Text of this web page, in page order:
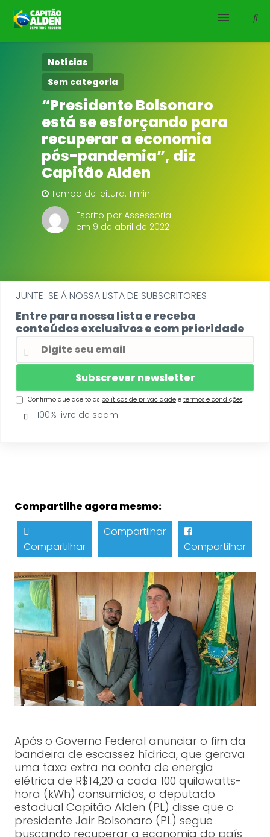
HOME
NOTÍCIAS
BIOGRAFIA
DOWNLOADS
EMENDAS
PROJETOS
Notícias
Sem categoria
“Presidente Bolsonaro
está se esforçando para
recuperar a economia
pós-pandemia”, diz
Capitão Alden
Tempo de leitura: 1 min
Escrito por Assessoria
em 9 de abril de 2022
JUNTE-SE Á NOSSA LISTA DE SUBSCRITORES
Entre para nossa lista e receba
conteúdos exclusivos e com prioridade
Confirmo que aceito as políticas de privacidadee termos e condições.
100% livre de spam.
Compartilhe agora mesmo:
Compartilhar
Compartilhar
Compartilhar
Após o Governo Federal anunciar o fim da
bandeira de escassez hídrica, que gerava
uma taxa extra na conta de energia
elétrica de R$14,20 a cada 100 quilowatts-
hora (kWh) consumidos, o deputado
estadual Capitão Alden (PL) disse que o
presidente Jair Bolsonaro (PL) segue
buscando recuperar a economia do país